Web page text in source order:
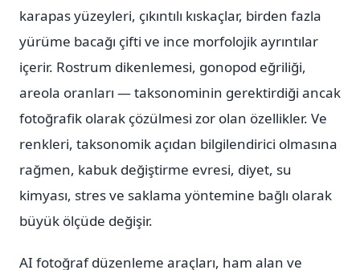
karapas yüzeyleri, çıkıntılı kıskaçlar, birden fazla
yürüme bacağı çifti ve ince morfolojik ayrıntılar
içerir. Rostrum dikenlemesi, gonopod eğriliği,
areola oranları — taksonominin gerektirdiği ancak
fotoğrafik olarak çözülmesi zor olan özellikler. Ve
renkleri, taksonomik açıdan bilgilendirici olmasına
rağmen, kabuk değiştirme evresi, diyet, su
kimyası, stres ve saklama yöntemine bağlı olarak
büyük ölçüde değişir.
AI fotoğraf düzenleme araçları, ham alan ve